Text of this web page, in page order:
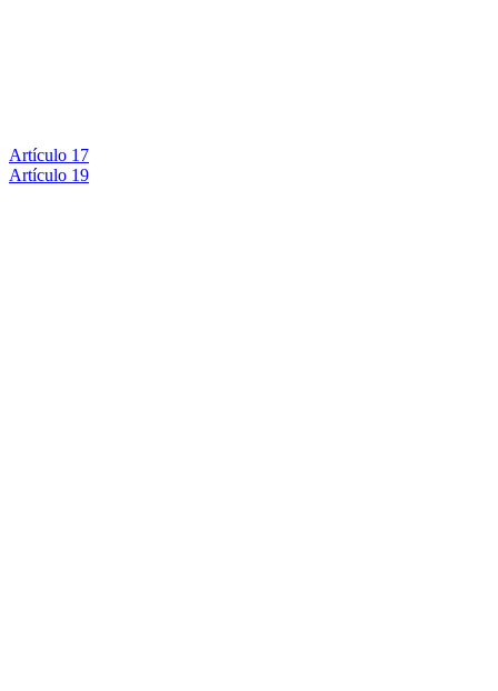
Artículo 17
Artículo 19